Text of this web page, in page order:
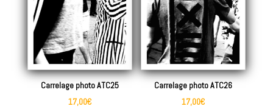
Carrelage photo ATC25
17,00€
Carrelage photo ATC26
17,00€